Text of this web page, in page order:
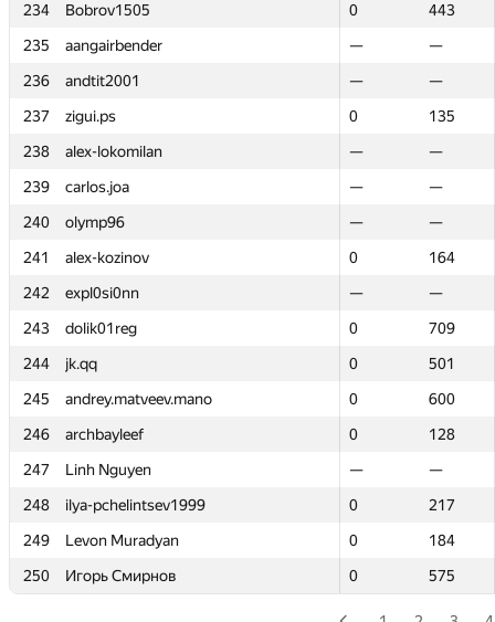
234
Bobrov1505 0
443
235
aangairbender —
—
236
andtit2001 —
—
237
zigui.ps 0
135
238
alex-lokomilan —
—
239
carlos.joa —
—
240
olymp96 —
—
241
alex-kozinov 0
164
242
expl0si0nn —
—
243
dolik01reg 0
709
244
jk.qq 0
501
245
andrey.matveev.mano 0
600
246
archbayleef 0
128
247
Linh Nguyen —
—
248
ilya-pchelintsev1999 0
217
249
Levon Muradyan 0
184
250
Игорь Смирнов 0 575
234
Bobrov1505 0
443
235
aangairbender —
—
236
andtit2001 —
—
237
zigui.ps 0
135
238
alex-lokomilan —
—
239
carlos.joa —
—
240
olymp96 —
—
241
alex-kozinov 0
164
242
expl0si0nn —
—
243
dolik01reg 0
709
244
jk.qq 0
501
245
andrey.matveev.mano 0
600
246
archbayleef 0
128
247
Linh Nguyen —
—
248
ilya-pchelintsev1999 0
217
249
Levon Muradyan 0
184
250
Игорь Смирнов 0 575